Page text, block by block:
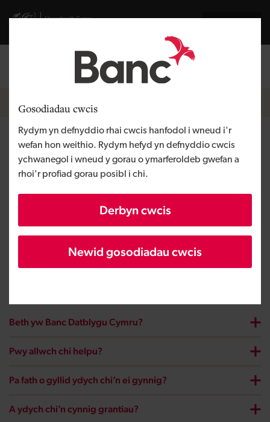
Gosodiadau cwcis
Rydym yn defnyddio rhai cwcis hanfodol i wneud i'r
wefan hon weithio. Rydym hefyd yn defnyddio cwcis
ychwanegol i wneud y gorau o ymarferoldeb gwefan a
rhoi'r profiad gorau posibl i chi.
Derbyn cwcis
Newid gosodiadau cwcis
Visit gov.wales website
Mewngofnodi
Breadcrumb
Hafan
Help, Cwestiynau a Ofynnir yn
Aml a Geirfa
Isod fe welwch atebion i'r cwestiynau a
ofynnir amlaf i ni am wneud cais am
gyllid gennym.
Beth yw Banc Datblygu Cymru?
Pwy allwch chi helpu?
Pa fath o gyllid ydych chi’n ei gynnig?
A ydych chi’n cynnig grantiau?